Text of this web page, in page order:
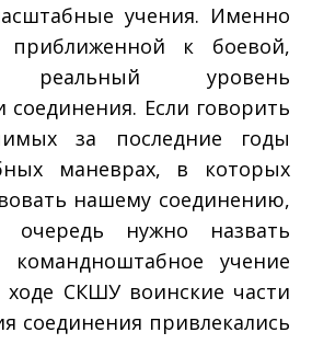
учения. Именно
приближенной к боевой,
реальный уровень
соединения. Если говорить
за последние годы
маневрах, в которых
нашему соединению,
нужно назвать
командно­штабное учение
ходе СКШУ воинские части
соединения привлекались